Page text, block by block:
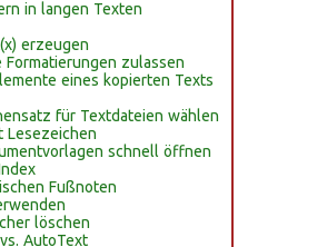
in langen Texten
erzeugen
Formatierungen zulassen
eines kopierten Texts
für Textdateien wählen
Lesezeichen
schnell öffnen
Fußnoten
löschen
AutoText